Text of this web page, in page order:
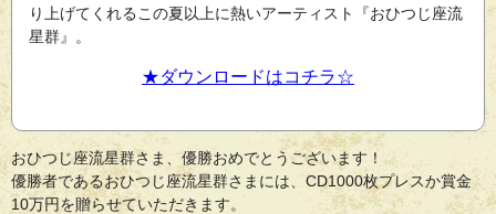
り上げてくれるこの夏以上に熱いアーティスト『おひつじ座流
星群』。
★ダウンロードはコチラ☆
おひつじ座流星群さま、優勝おめでとうございます！
優勝者であるおひつじ座流星群さまには、CD1000枚プレスか賞金
10万円を贈らせていただきます。